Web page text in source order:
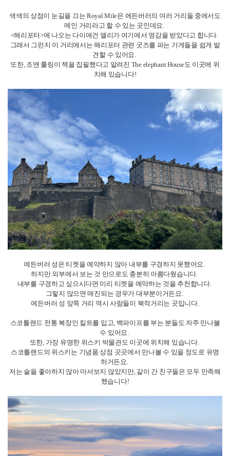
바라보는 전경은 아름답지만 올라가다 보면 무릎에 조금 무리가 갈 수 있기
때문에 참고하시기 바랍니다.
에든버러만 둘러보기엔 조금 긴 일정이었기 때문에 글래스고도 방문했습니
다.
잘 정돈된 느낌인 에든버러와는 달리 조금 더 자유롭고, 거친 느낌을 받을 수
이곳에서는 글래스고 대학교와 보타닉 가든을 둘러보았습니다.
그리고 전통적인 스코틀랜드 디저트인 Cranachan도 맛보았어요. 크림, 산딸
기, 오트밀 그리고 소량의 위스키가 들어간 디저트입니다.
매우 달기 때문에 커피를 곁들이는 것을 추천 드려요.
스코틀랜드에는 에든버러, 글래스고 이외에도 하이랜드, 네시 호수 등 다양
한 볼거리가 있으니 시간이 된다면 이곳을 둘러봐도 좋을 것 같습니다.
이렇게 잉글랜드와는 또 다른 매력을 느낄 수 있는 스코틀랜드 여행에 대해
소개 드렸습니다. 다음에 또 다른 주제로 찾아오도록 하겠습니다 ??
[영국] hyun 리포터의 다른 소식 리스트
영국의 차 문화와 티 브랜드
본머스 카플란 어학원 소개
본머스에서 한식이 그립다면?
본머스 근교 여행지 추천
레일카드 구매 및 기차 예매하기!
영국 어학연수 필수 앱 추천!